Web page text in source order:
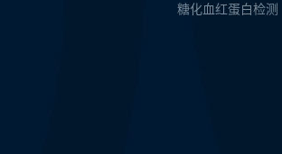
糖化血红蛋白检测